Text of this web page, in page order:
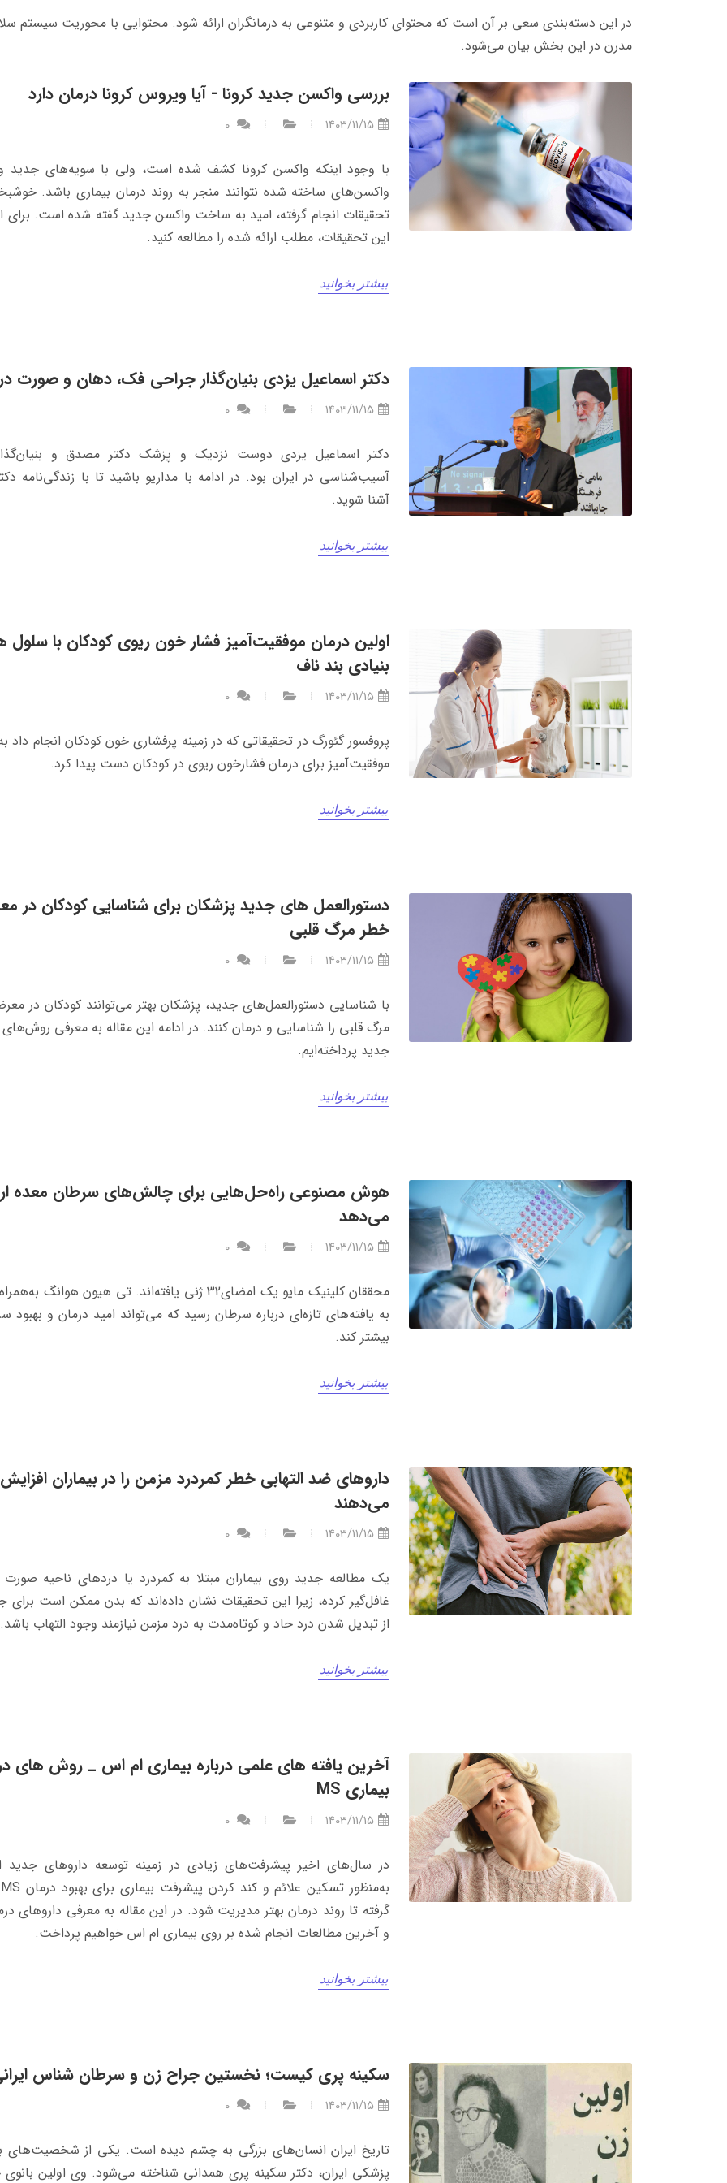
در این دسته‌بندی سعی بر آن است که محتوای کاربردی و متنوعی به درمانگران ارائه ‌شود. محتوایی با محوریت سیستم‌
مدرن در این بخش بیان می‌شود.
بررسی واکسن جدید کرونا - آیا ویروس کرونا درمان دارد
1403/11/15
با وجود اینکه واکسن کرونا کشف شده است، ولی با سویه‌های جدید
واکسن‌های ساخته شده نتوانند منجر به روند درمان بیماری باشد.
تحقیقات انجام گرفته، امید به ساخت واکسن جدید گفته شده است. برای
این تحقیقات، مطلب ارائه شده را مطالعه کنید.
بیشتر بخوانید
دکتر اسماعیل یزدی بنیان‌گذار جراحی فک، دهان و صورت در
1403/11/15
دکتر اسماعیل یزدی دوست نزدیک و پزشک دکتر مصدق و
آسیب‌شناسی در ایران بود. در ادامه با مداریو باشید تا با زندگی‌نامه
آشنا شوید.
بیشتر بخوانید
اولین درمان موفقیت‌آمیز فشار خون ریوی کودکان با سلول
بنیادی بند ناف
1403/11/15
پروفسور گئورگ در تحقیقاتی که در زمینه پرفشاری خون کودکان انجام داد
موفقیت‌آمیز برای درمان فشارخون ریوی در کودکان دست پیدا کرد.
بیشتر بخوانید
دستورالعمل های جدید پزشکان برای شناسایی کودکان در
خطر مرگ قلبی
1403/11/15
با شناسایی دستورالعمل‌‌های جدید، پزشکان بهتر می‌توانند کودکان در
مرگ قلبی را شناسایی و درمان کنند. در ادامه این مقاله به معرفی روش‌های
جدید پرداخته‌ایم.
بیشتر بخوانید
هوش مصنوعی راه‌حل‌‌هایی برای چالش‌‌های سرطان معده
می‌دهد
1403/11/15
محققان کلینیک مایو یک امضای32 ژنی یافته‌‌اند. تی هیون هوانگ
به یافته‌های تازه‌ای درباره سرطان رسید که می‌تواند امید درمان و بهبود
بیشتر کند.
بیشتر بخوانید
داروهای ضد التهابی خطر کمردرد مزمن را در بیماران افزایش
می‌دهند
1403/11/15
یک مطالعه جدید روی بیماران مبتلا به کمردرد یا دردهای ناحیه
غافل‌گیر کرده، زیرا این تحقیقات نشان داده‌اند که بدن ممکن است برای
از تبدیل شدن درد حاد و کوتاه‌مدت به درد مزمن نیازمند وجود التهاب باشد.
بیشتر بخوانید
آخرین یافته های علمی درباره بیماری ام اس _ روش های
بیماری MS
1403/11/15
در سال‌های اخیر پیشرفت‌های زیادی در زمینه توسعه داروهای جدید
و آخرین مطالعات انجام شده بر روی بیماری ام اس خواهیم پرداخت.
بیشتر بخوانید
سکینه پری کیست؛ نخستین جراح زن و سرطان شناس
1403/11/15
تاریخ ایران انسان‌های بزرگی به چشم دیده است. یکی از شخصیت‌های
پزشکی ایران، دکتر سکینه پری همدانی شناخته می‌شود. وی اولین